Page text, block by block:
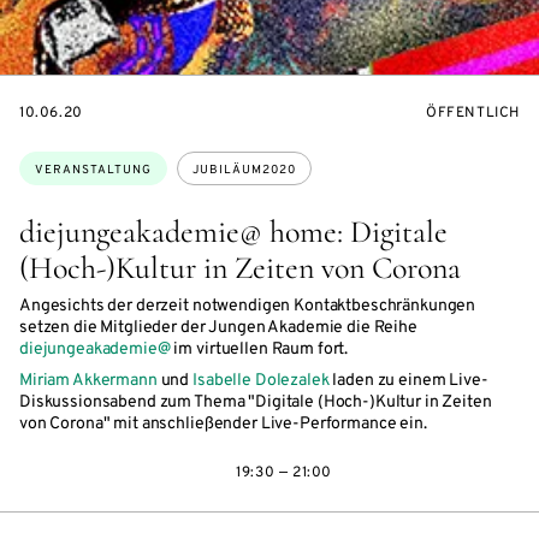
diejungeakademie@ home: Digitale
(Hoch-)Kultur in Zeiten von Corona
Angesichts der derzeit notwendigen Kontaktbeschränkungen
setzen die Mitglieder der Jungen Akademie die Reihe
diejungeakademie@im virtuellen Raum fort.
Miriam Akkermann und Isabelle Dolezalekladen zu einem Live-
Diskussionsabend zum Thema "Digitale (Hoch-)Kultur in Zeiten
von Corona" mit anschließender Live-Performance ein.
Themen:
VERANSTALTUNG JUBILÄUM2020
EVENTBEGINSON
10.06.20 ÖFFENTLICH
19:30 — 21:00